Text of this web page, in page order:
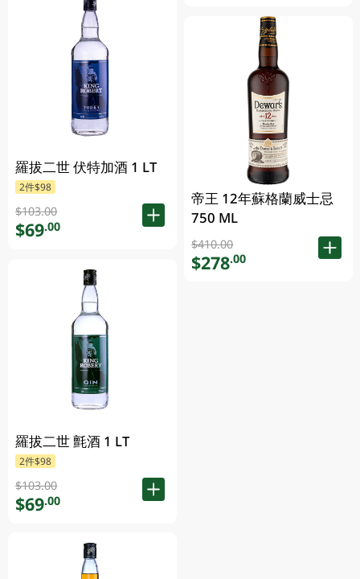
羅拔二世 伏特加酒 1 LT
2件$98
$103.00
$69.00
羅拔二世 氈酒 1 LT
2件$98
$103.00
$69.00
帝王 12年蘇格蘭威士忌
750 ML
$410.00
$278.00